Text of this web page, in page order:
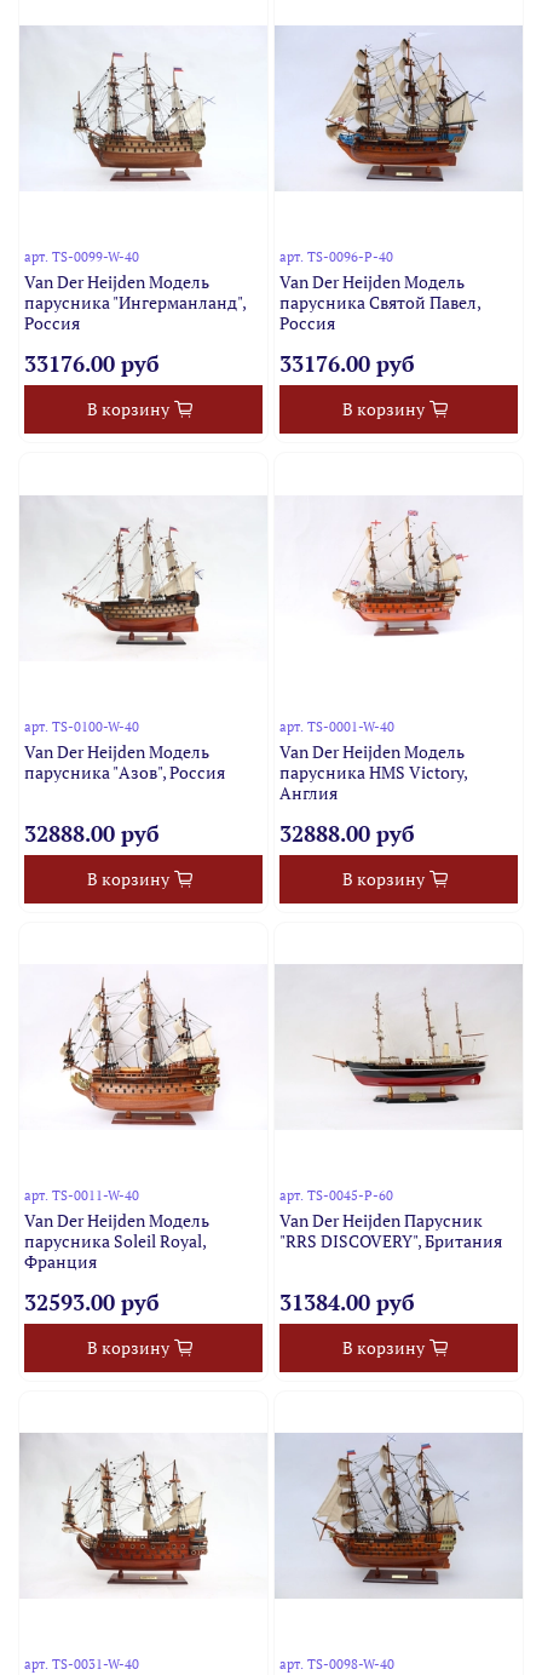
арт.TS-0099-W-40
Van Der Heijden Модель
парусника "Ингерманланд",
Россия
33176.00 руб
В корзину
арт. TS-0096-P-40
Van Der Heijden Модель
парусника Святой Павел,
Россия
33176.00 руб
В корзину
арт.TS-0100-W-40
Van Der Heijden Модель
парусника "Азов", Россия
32888.00 руб
В корзину
арт. TS-0001-W-40
Van Der Heijden Модель
парусника HMS Victory,
Англия
32888.00 руб
В корзину
арт.TS-0011-W-40
Van Der Heijden Модель
парусника Soleil Royal,
Франция
32593.00 руб
В корзину
арт. TS-0045-P-60
Van Der Heijden Парусник
"RRS DISCOVERY", Британия
31384.00 руб
В корзину
арт.TS-0031-W-40 арт. TS-0098-W-40